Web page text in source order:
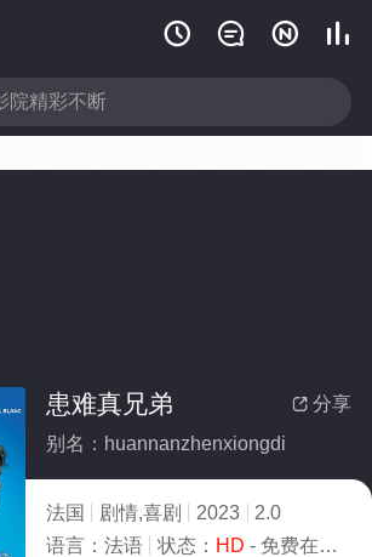
   
 分享
患难真兄弟
别名：huannanzhenxiongdi
法国 剧情,喜剧 2023
2.0
语言： 法语 状态： HD - 免费在线观看